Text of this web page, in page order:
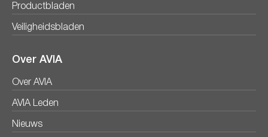
Productbladen
Veiligheidsbladen
Over AVIA
Over AVIA
AVIA Leden
Nieuws